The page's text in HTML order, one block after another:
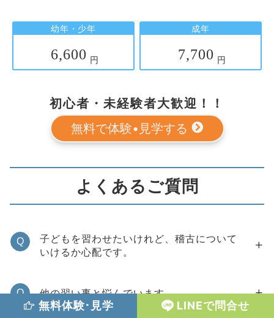
幼年・少年
6,600 円
成年
7,700 円
初心者・未経験者大歓迎！！
無料で体験•見学する
よくあるご質問
Q
子どもを習わせたいけれど、稽古について
いけるか心配です。
Q 他の習い事と悩んでいます。
無料体験･見学 LINEで問合せ